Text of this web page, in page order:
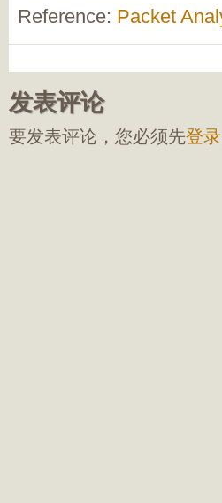
Reference: Packet
发表评论
要发表评论，您必须先登录